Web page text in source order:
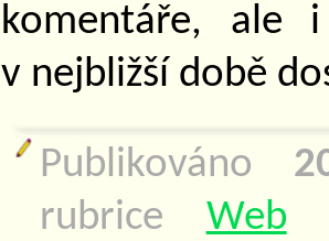
komentáře,
v nejbližší době
Publikováno
rubrice Web